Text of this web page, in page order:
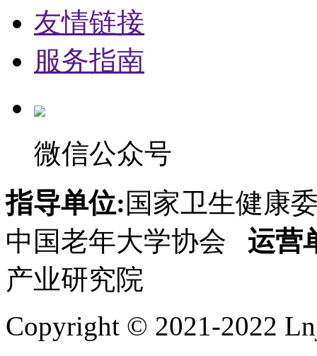
友情链接
服务指南
微信公众号
指导单位:国家卫生健康
中国老年大学协会 运营
产业研究院
Copyright © 2021-2022